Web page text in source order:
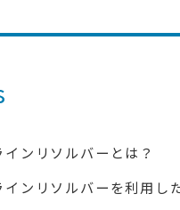
インリソルバーとは？
インリソルバーを利用し